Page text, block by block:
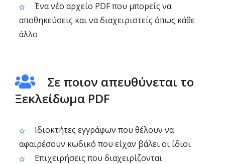
Ένα νέο αρχείο PDF που μπορείς να
αποθηκεύσεις και να διαχειριστείς όπως κάθε
άλλο
Σε ποιον απευθύνεται το
Ξεκλείδωμα PDF
Ιδιοκτήτες εγγράφων που θέλουν να
αφαιρέσουν κωδικό που είχαν βάλει οι ίδιοι
Επιχειρήσεις που διαχειρίζονται